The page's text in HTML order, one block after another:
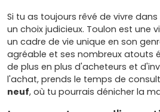
Si tu as toujours rêvé de vivre dans
un choix judicieux. Toulon est une
un cadre de vie unique en son
agréable et ses nombreux atouts
de plus en plus d'acheteurs et
l'achat, prends le temps de
neuf, où tu pourrais dénicher la